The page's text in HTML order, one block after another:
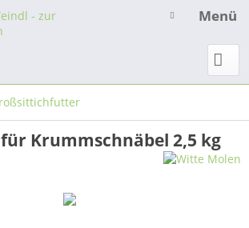
Menü
Krummschnäbel 2,5 kg